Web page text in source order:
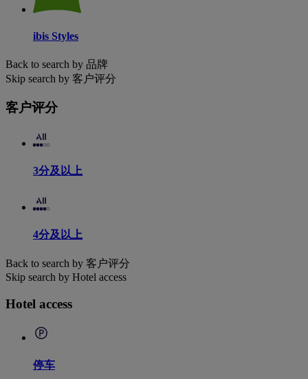
ibis Styles
Back to search by 品牌
Skip search by 客户评分
客户评分
3分及以上
4分及以上
Back to search by 客户评分
Skip search by Hotel access
Hotel access
停车